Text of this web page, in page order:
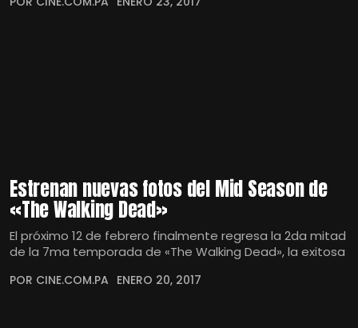
Estrenan nuevas fotos del Mid Season de
«The Walking Dead»
El próximo 12 de febrero finalmente regresa la 2da mitad
de la 7ma temporada de «The Walking Dead», la exitosa
POR CINE.COM.PA ENERO 20, 2017